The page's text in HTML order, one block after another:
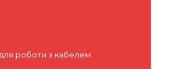
роботи з кабелем